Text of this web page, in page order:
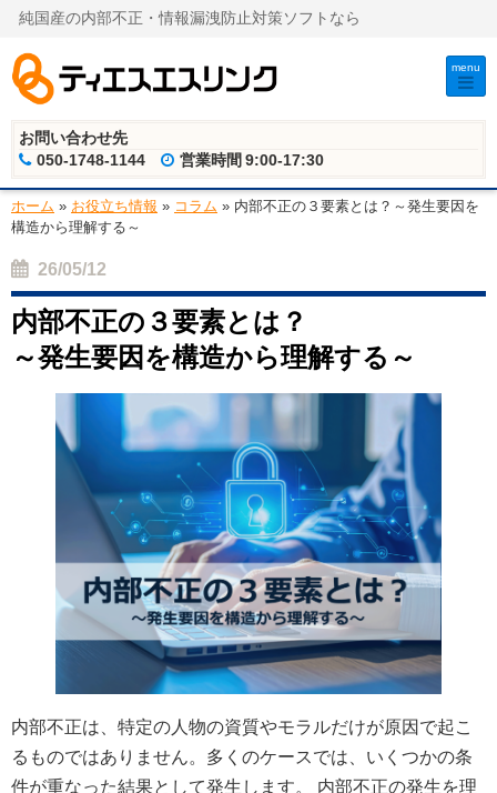
純国産の内部不正・情報漏洩防止対策ソフトなら
お問い合わせ先
050-1748-1144
営業時間 9:00-17:30
menu
ホーム » お役立ち情報 » コラム » 内部不正の３要素とは？～発生要因を
構造から理解する～
26/05/12
内部不正の３要素とは？
～発生要因を構造から理解する～
内部不正は、特定の人物の資質やモラルだけが原因で起こ
るものではありません。多くのケースでは、いくつかの条
件が重なった結果として発生します。 内部不正の発生を理